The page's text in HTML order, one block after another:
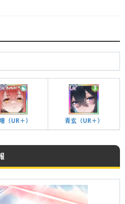
（UR＋） 青玄（UR＋）